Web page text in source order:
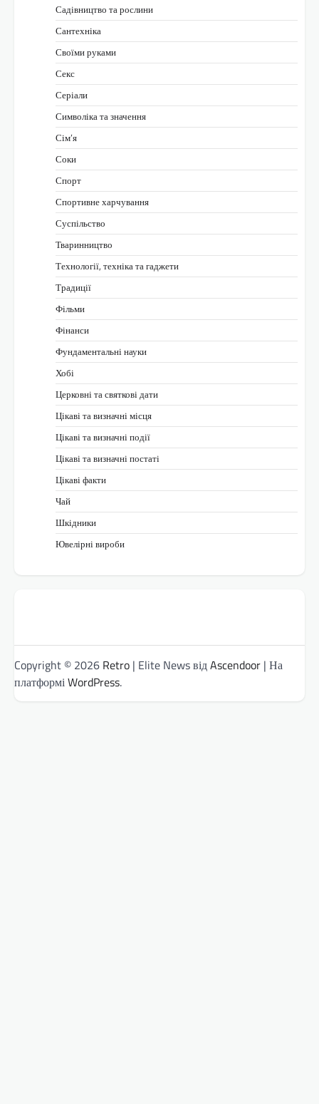
Садівництво та рослини
Сантехніка
Своїми руками
Секс
Серіали
Символіка та значення
Сім’я
Соки
Спорт
Спортивне харчування
Суспільство
Тваринництво
Технології, техніка та гаджети
Традиції
Фільми
Фінанси
Фундаментальні науки
Хобі
Церковні та святкові дати
Цікаві та визначні місця
Цікаві та визначні події
Цікаві та визначні постаті
Цікаві факти
Чай
Шкідники
Ювелірні вироби
Copyright © 2026 Retro | Elite News відAscendoor | На
платформіWordPress.